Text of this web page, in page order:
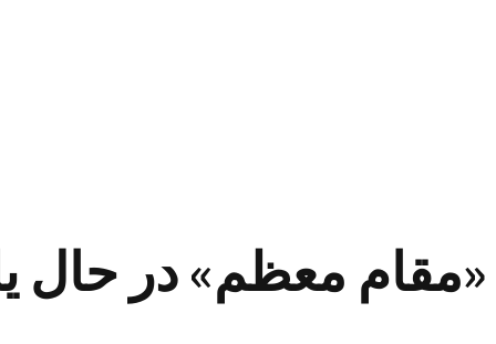
«مقام معظم» در حال